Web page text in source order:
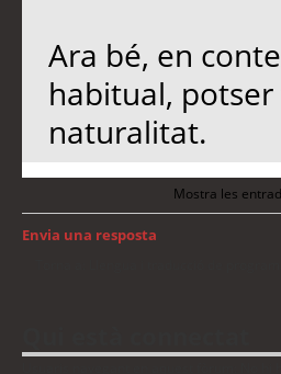
Ara bé, en
habitual,
naturalitat.
Mostra les
Envia una resposta